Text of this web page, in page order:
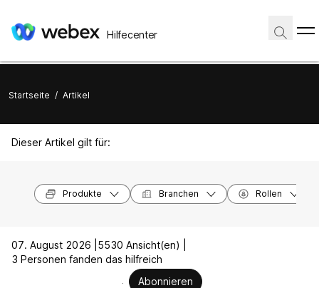
Hilfecenter
Startseite / Artikel
Dieser Artikel gilt für:
Produkte Branchen Rollen
07. August 2026 | 5530 Ansicht(en) |
3 Personen fanden das hilfreich
Abonnieren